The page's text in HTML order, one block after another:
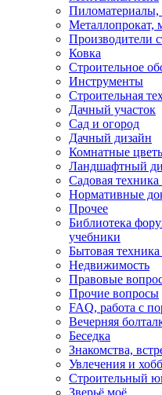
Пиломатериалы,
Металлопрокат,
Производители
Ковка
Строительное
Инструменты
Строительная
Дачный участок
Сад и огород
Дачный дизайн
Комнатные
Ландшафтный
Садовая
Нормативные
Прочее
Библиотека
учебники
Бытовая
Недвижимость
Правовые
Прочие вопросы
FAQ, работа с
Вечерняя
Беседка
Знакомства,
Увлечения и
Строительный